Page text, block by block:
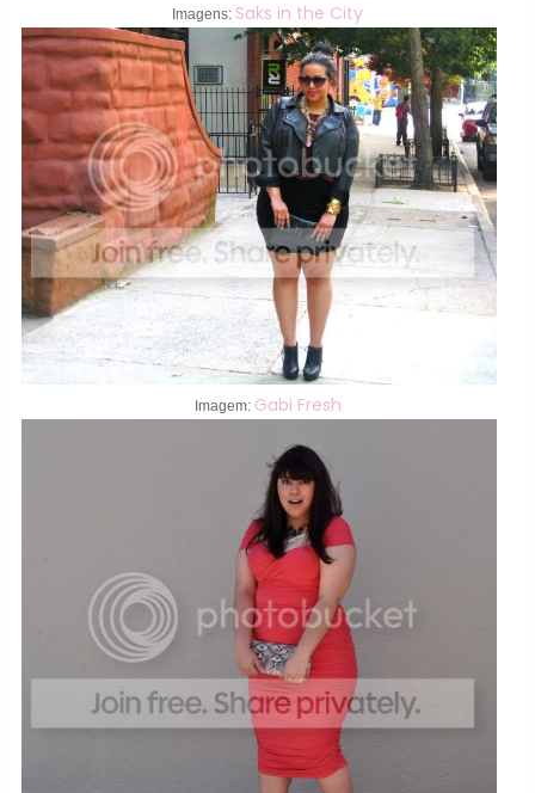
Imagens: Saks in the City
Imagem: Gabi Fresh